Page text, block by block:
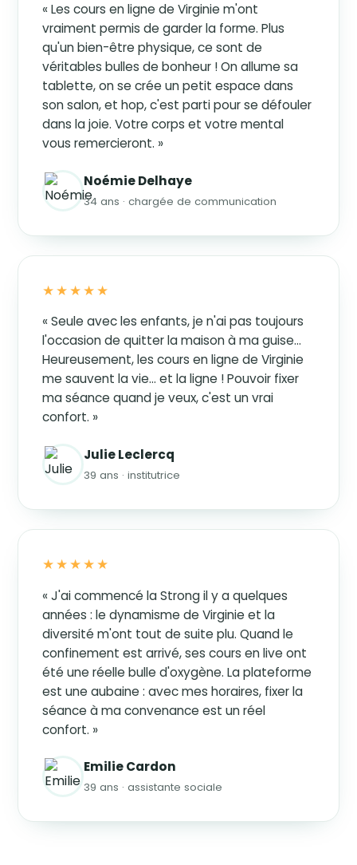
« Les cours en ligne de Virginie m'ont
vraiment permis de garder la forme. Plus
qu'un bien-être physique, ce sont de
véritables bulles de bonheur ! On allume sa
tablette, on se crée un petit espace dans
son salon, et hop, c'est parti pour se défouler
dans la joie. Votre corps et votre mental
vous remercieront. »
Noémie Delhaye
34 ans · chargée de communication
★★★★★
« Seule avec les enfants, je n'ai pas toujours
l'occasion de quitter la maison à ma guise…
Heureusement, les cours en ligne de Virginie
me sauvent la vie… et la ligne ! Pouvoir fixer
ma séance quand je veux, c'est un vrai
confort. »
Julie Leclercq
39 ans · institutrice
★★★★★
« J'ai commencé la Strong il y a quelques
années : le dynamisme de Virginie et la
diversité m'ont tout de suite plu. Quand le
confinement est arrivé, ses cours en live ont
été une réelle bulle d'oxygène. La plateforme
est une aubaine : avec mes horaires, fixer la
séance à ma convenance est un réel
confort. »
Emilie Cardon
39 ans · assistante sociale